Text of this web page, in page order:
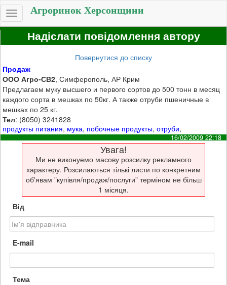
Toggle
navigation
Агроринок Херсонщини
Надіслати повідомлення автору
Повернутися до списку
Продаж
ООО Агро-СВ2, Симферополь, АР Крим
Предлагаем муку высшего и первого сортов до 500 тонн в месяц
каждого сорта в мешках по 50кг. А также отруби пшеничные в
мешках по 25 кг.
Тел: (8050) 3241828
продукты питания, мука, побочные продукты,отруби,
16/02/2009 22:18
Увага!
Ми не виконуемо масову розсилку рекламного
характеру. Розсилаються тількі листи по конкретним
об'явам "купівля/продаж/послуги" терміном не більш
1 місяця.
Від
E-mail
Тема